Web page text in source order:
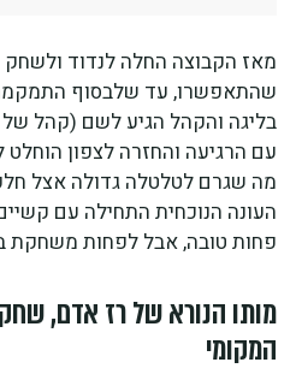
מאז הקבוצה החלה לנדוד
שהתאפשרו, עד שלבסוף
בליגה והקהל הגיע לשם (קהל של
עם הרגיעה והחזרה לצפון
מה שגרם לטלטלה גדולה אצל
העונה הנוכחית התחילה עם
פחות טובה, אבל לפחות משחקת
מותו הנורא של רז אדם,
המקומי